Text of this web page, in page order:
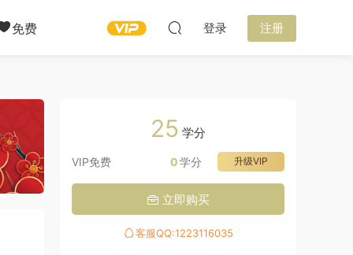
免费 登录 注册
25 学分
VIP免费 升级VIP
0学分
立即购买
客服QQ:1223116035